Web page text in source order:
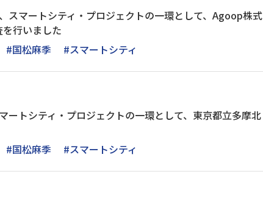
スマートシティ・プロジェクトの一環として、Agoop株式
行いました
#国松麻季 #スマートシティ
トシティ・プロジェクトの一環として、東京都立多摩北
#国松麻季 #スマートシティ